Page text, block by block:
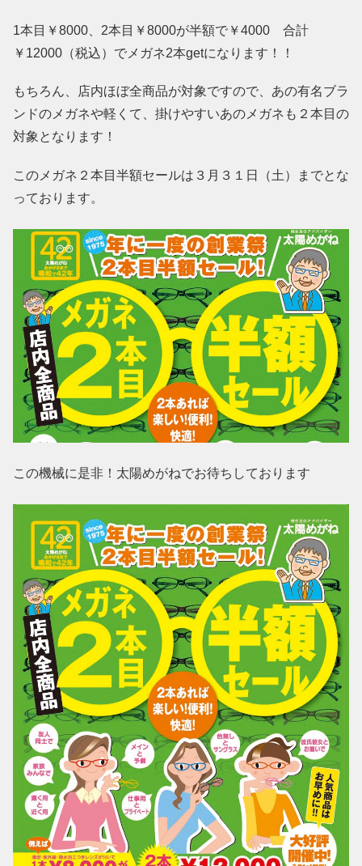
1本目￥8000、2本目￥8000が半額で￥4000 合計
￥12000（税込）でメガネ2本getになります！！
もちろん、店内ほぼ全商品が対象ですので、あの有名ブラ
ンドのメガネや軽くて、掛けやすいあのメガネも２本目の
対象となります！
このメガネ２本目半額セールは３月３１日（土）までとな
っております。
この機械に是非！太陽めがねでお待ちしております